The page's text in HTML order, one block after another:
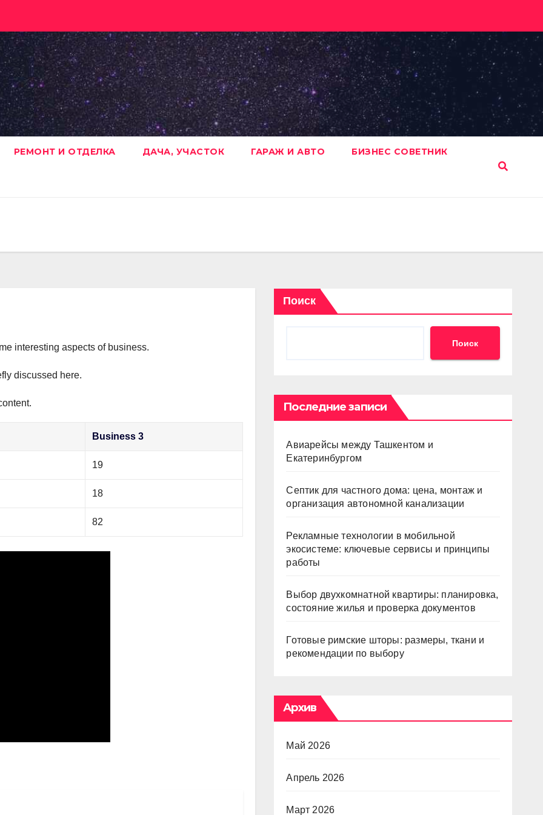
РЕМОНТ И ОТДЕЛКА ДАЧА, УЧАСТОК ГАРАЖ И АВТО БИЗНЕС СОВЕТНИК
interesting aspects of business.
discussed here.
Business 3
19
18
82
Поиск
Поиск
Последние записи
Авиарейсы между Ташкентом и
Екатеринбургом
Септик для частного дома: цена, монтаж и
организация автономной канализации
Рекламные технологии в мобильной
экосистеме: ключевые сервисы и принципы
работы
Выбор двухкомнатной квартиры: планировка,
состояние жилья и проверка документов
Готовые римские шторы: размеры, ткани и
рекомендации по выбору
Архив
Май 2026
Апрель 2026
Март 2026